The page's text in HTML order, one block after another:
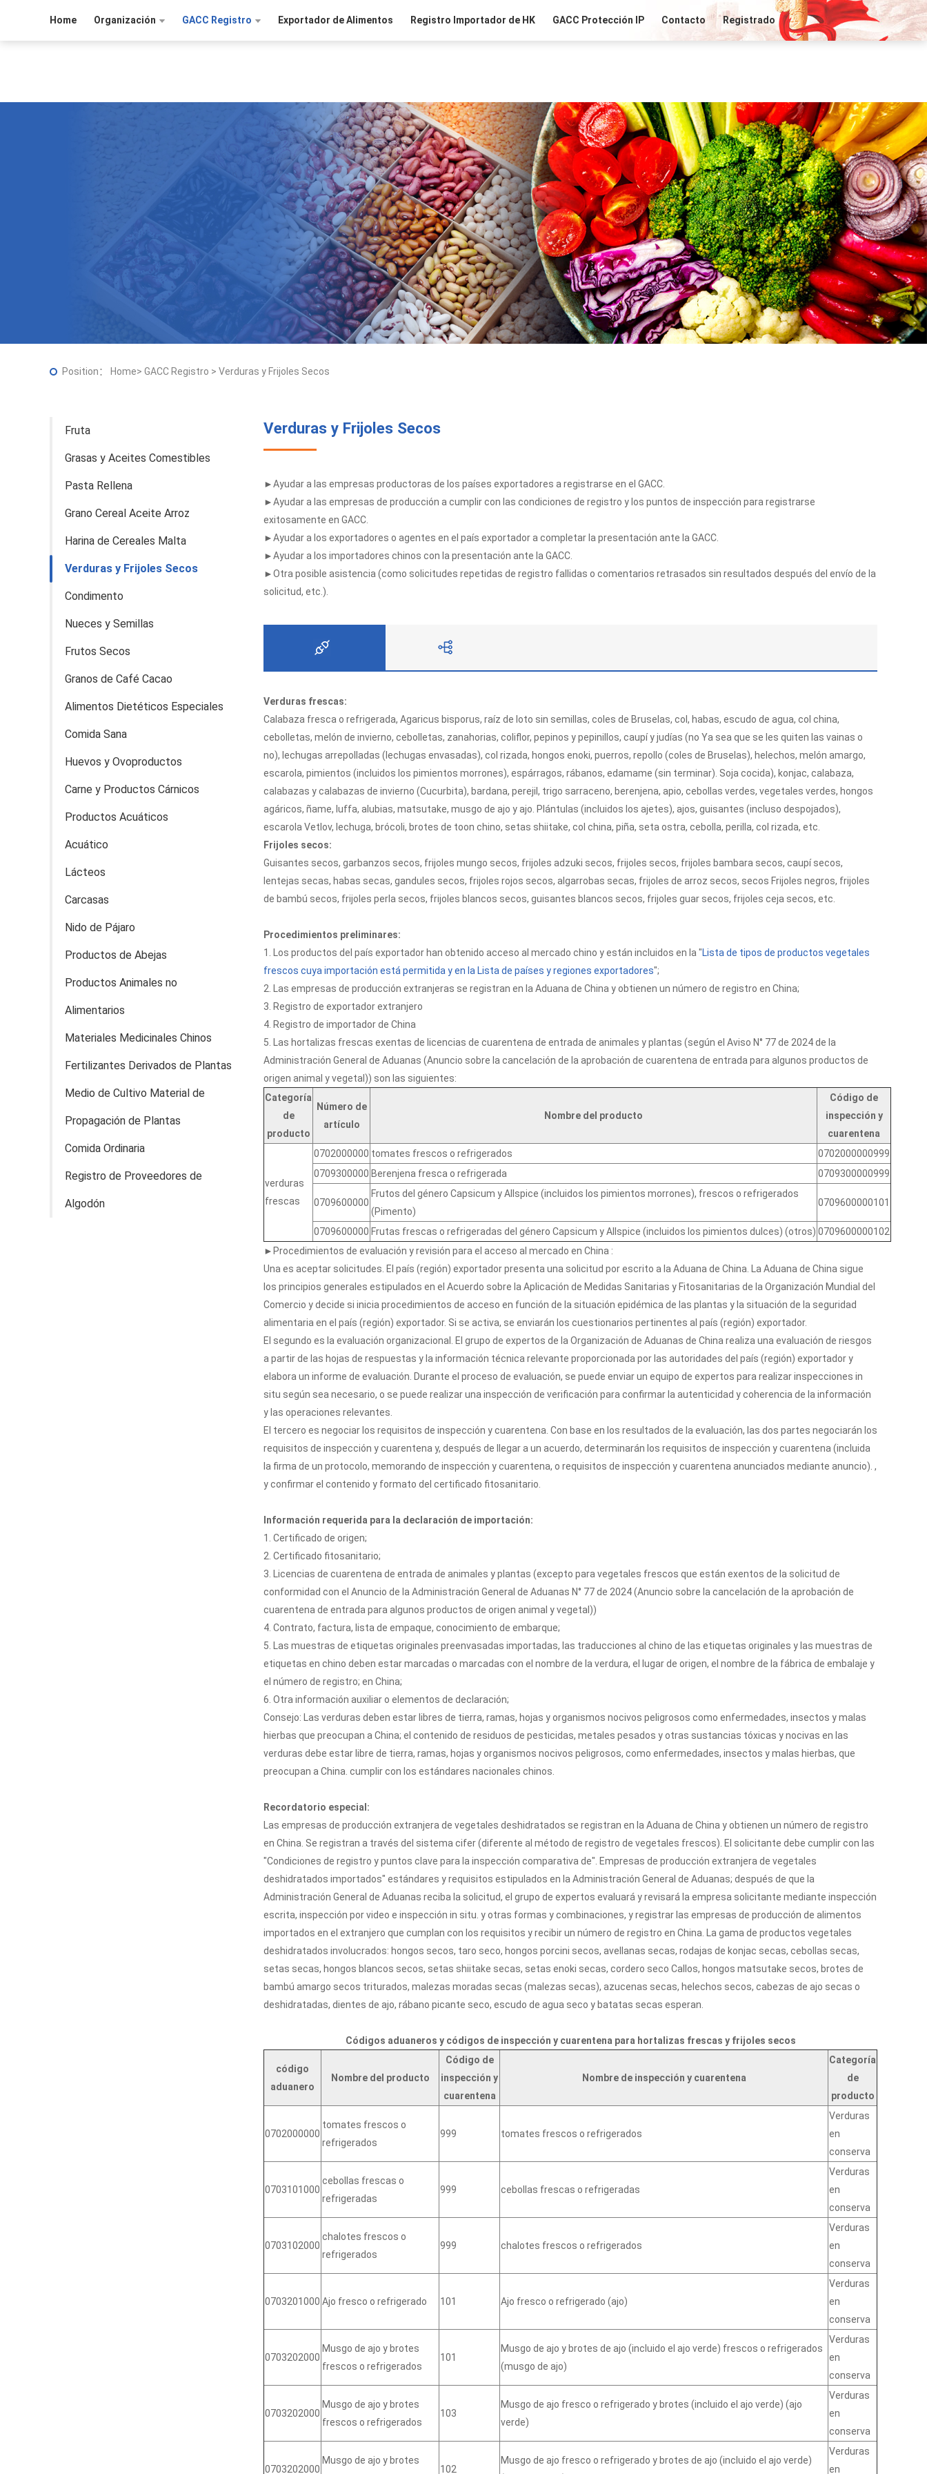
Home Organización GACC Registro Exportador de Alimentos Registro Importador de HK GACC Protección IP Contacto Registrado
Position： Home> GACC Registro > Verduras y Frijoles Secos
Fruta
Grasas y Aceites Comestibles
Pasta Rellena
Grano Cereal Aceite Arroz
Harina de Cereales Malta
Verduras y Frijoles Secos
Condimento
Nueces y Semillas
Frutos Secos
Granos de Café Cacao
Alimentos Dietéticos Especiales
Comida Sana
Huevos y Ovoproductos
Carne y Productos Cárnicos
Productos Acuáticos
Acuático
Lácteos
Carcasas
Nido de Pájaro
Productos de Abejas
Productos Animales no
Alimentarios
Materiales Medicinales Chinos
Fertilizantes Derivados de Plantas
Medio de Cultivo Material de
Propagación de Plantas
Comida Ordinaria
Registro de Proveedores de
Algodón
Verduras y Frijoles Secos
►Ayudar a las empresas productoras de los países exportadores a registrarse en el GACC.
►Ayudar a las empresas de producción a cumplir con las condiciones de registro y los puntos de inspección para registrarse
exitosamente en GACC.
►Ayudar a los exportadores o agentes en el país exportador a completar la presentación ante la GACC.
►Ayudar a los importadores chinos con la presentación ante la GACC.
►Otra posible asistencia (como solicitudes repetidas de registro fallidas o comentarios retrasados sin resultados después del envío de la
solicitud, etc.).
Verduras frescas:
Calabaza fresca o refrigerada, Agaricus bisporus, raíz de loto sin semillas, coles de Bruselas, col, habas, escudo de agua, col china,
cebolletas, melón de invierno, cebolletas, zanahorias, coliflor, pepinos y pepinillos, caupí y judías (no Ya sea que se les quiten las vainas o
no), lechugas arrepolladas (lechugas envasadas), col rizada, hongos enoki, puerros, repollo (coles de Bruselas), helechos, melón amargo,
escarola, pimientos (incluidos los pimientos morrones), espárragos, rábanos, edamame (sin terminar). Soja cocida), konjac, calabaza,
calabazas y calabazas de invierno (Cucurbita), bardana, perejil, trigo sarraceno, berenjena, apio, cebollas verdes, vegetales verdes, hongos
agáricos, ñame, luffa, alubias, matsutake, musgo de ajo y ajo. Plántulas (incluidos los ajetes), ajos, guisantes (incluso despojados),
escarola Vetlov, lechuga, brócoli, brotes de toon chino, setas shiitake, col china, piña, seta ostra, cebolla, perilla, col rizada, etc.
Frijoles secos:
Guisantes secos, garbanzos secos, frijoles mungo secos, frijoles adzuki secos, frijoles secos, frijoles bambara secos, caupí secos,
lentejas secas, habas secas, gandules secos, frijoles rojos secos, algarrobas secas, frijoles de arroz secos, secos Frijoles negros, frijoles
de bambú secos, frijoles perla secos, frijoles blancos secos, guisantes blancos secos, frijoles guar secos, frijoles ceja secos, etc.
Procedimientos preliminares:
1. Los productos del país exportador han obtenido acceso al mercado chino y están incluidos en la "Lista de tipos de productos vegetales
frescos cuya importación está permitida y en la Lista de países y regiones exportadores";
2. Las empresas de producción extranjeras se registran en la Aduana de China y obtienen un número de registro en China;
3. Registro de exportador extranjero
4. Registro de importador de China
5. Las hortalizas frescas exentas de licencias de cuarentena de entrada de animales y plantas (según el Aviso N° 77 de 2024 de la
Administración General de Aduanas (Anuncio sobre la cancelación de la aprobación de cuarentena de entrada para algunos productos de
origen animal y vegetal)) son las siguientes:
Categoría
de
producto
Número de
artículo
Nombre del producto
Código de
inspección y
cuarentena
verduras
frescas
0702000000 tomates frescos o refrigerados
0702000000999
0709300000 Berenjena fresca o refrigerada 0709300000999
0709600000
Frutos del género Capsicum y Allspice (incluidos los pimientos morrones), frescos o refrigerados
(Pimento)
0709600000101
0709600000 Frutas frescas o refrigeradas del género Capsicum y Allspice (incluidos los pimientos dulces) (otros) 0709600000102
►Procedimientos de evaluación y revisión para el acceso al mercado en China :
Una es aceptar solicitudes. El país (región) exportador presenta una solicitud por escrito a la Aduana de China. La Aduana de China sigue
los principios generales estipulados en el Acuerdo sobre la Aplicación de Medidas Sanitarias y Fitosanitarias de la Organización Mundial del
Comercio y decide si inicia procedimientos de acceso en función de la situación epidémica de las plantas y la situación de la seguridad
alimentaria en el país (región) exportador. Si se activa, se enviarán los cuestionarios pertinentes al país (región) exportador.
El segundo es la evaluación organizacional. El grupo de expertos de la Organización de Aduanas de China realiza una evaluación de riesgos
a partir de las hojas de respuestas y la información técnica relevante proporcionada por las autoridades del país (región) exportador y
elabora un informe de evaluación. Durante el proceso de evaluación, se puede enviar un equipo de expertos para realizar inspecciones in
situ según sea necesario, o se puede realizar una inspección de verificación para confirmar la autenticidad y coherencia de la información
y las operaciones relevantes.
El tercero es negociar los requisitos de inspección y cuarentena. Con base en los resultados de la evaluación, las dos partes negociarán los
requisitos de inspección y cuarentena y, después de llegar a un acuerdo, determinarán los requisitos de inspección y cuarentena (incluida
la firma de un protocolo, memorando de inspección y cuarentena, o requisitos de inspección y cuarentena anunciados mediante anuncio). ,
y confirmar el contenido y formato del certificado fitosanitario.
Información requerida para la declaración de importación:
1. Certificado de origen;
2. Certificado fitosanitario;
3. Licencias de cuarentena de entrada de animales y plantas (excepto para vegetales frescos que están exentos de la solicitud de
conformidad con el Anuncio de la Administración General de Aduanas N° 77 de 2024 (Anuncio sobre la cancelación de la aprobación de
cuarentena de entrada para algunos productos de origen animal y vegetal))
4. Contrato, factura, lista de empaque, conocimiento de embarque;
5. Las muestras de etiquetas originales preenvasadas importadas, las traducciones al chino de las etiquetas originales y las muestras de
etiquetas en chino deben estar marcadas o marcadas con el nombre de la verdura, el lugar de origen, el nombre de la fábrica de embalaje y
el número de registro; en China;
6. Otra información auxiliar o elementos de declaración;
Consejo: Las verduras deben estar libres de tierra, ramas, hojas y organismos nocivos peligrosos como enfermedades, insectos y malas
hierbas que preocupan a China; el contenido de residuos de pesticidas, metales pesados y otras sustancias tóxicas y nocivas en las
verduras debe estar libre de tierra, ramas, hojas y organismos nocivos peligrosos, como enfermedades, insectos y malas hierbas, que
preocupan a China. cumplir con los estándares nacionales chinos.
Recordatorio especial:
Las empresas de producción extranjera de vegetales deshidratados se registran en la Aduana de China y obtienen un número de registro
en China. Se registran a través del sistema cifer (diferente al método de registro de vegetales frescos). El solicitante debe cumplir con las
"Condiciones de registro y puntos clave para la inspección comparativa de". Empresas de producción extranjera de vegetales
deshidratados importados" estándares y requisitos estipulados en la Administración General de Aduanas; después de que la
Administración General de Aduanas reciba la solicitud, el grupo de expertos evaluará y revisará la empresa solicitante mediante inspección
escrita, inspección por video e inspección in situ. y otras formas y combinaciones, y registrar las empresas de producción de alimentos
importados en el extranjero que cumplan con los requisitos y recibir un número de registro en China. La gama de productos vegetales
deshidratados involucrados: hongos secos, taro seco, hongos porcini secos, avellanas secas, rodajas de konjac secas, cebollas secas,
setas secas, hongos blancos secos, setas shiitake secas, setas enoki secas, cordero seco Callos, hongos matsutake secos, brotes de
bambú amargo secos triturados, malezas moradas secas (malezas secas), azucenas secas, helechos secos, cabezas de ajo secas o
deshidratadas, dientes de ajo, rábano picante seco, escudo de agua seco y batatas secas esperan.
Códigos aduaneros y códigos de inspección y cuarentena para hortalizas frescas y frijoles secos
código
aduanero
Nombre del producto
Código de
inspección y
cuarentena
Nombre de inspección y cuarentena
Categoría
de
producto
0702000000
tomates frescos o
refrigerados
999 tomates frescos o refrigerados
Verduras
en
conserva
0703101000
cebollas frescas o
refrigeradas
999 cebollas frescas o refrigeradas
Verduras
en
conserva
0703102000
chalotes frescos o
refrigerados
999 chalotes frescos o refrigerados
Verduras
en
conserva
0703201000 Ajo fresco o refrigerado 101 Ajo fresco o refrigerado (ajo)
Verduras
en
conserva
0703202000
Musgo de ajo y brotes
frescos o refrigerados
101
Musgo de ajo y brotes de ajo (incluido el ajo verde) frescos o refrigerados
(musgo de ajo)
Verduras
en
conserva
0703202000
Musgo de ajo y brotes
frescos o refrigerados
103
Musgo de ajo fresco o refrigerado y brotes (incluido el ajo verde) (ajo
verde)
Verduras
en
conserva
0703202000
Musgo de ajo y brotes
102
Musgo de ajo fresco o refrigerado y brotes de ajo (incluido el ajo verde)
Verduras
en